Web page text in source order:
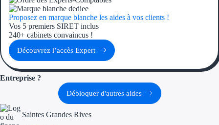
Contactez-nous
Proposez en marque blanche les aides à vos clients !
Vos 5 premiers SIRET inclus
240+ cabinets convaincus !
Découvrez l’accès Expert
Entreprise ?
Débloquer d'autres aides
Saintes Grandes Rives